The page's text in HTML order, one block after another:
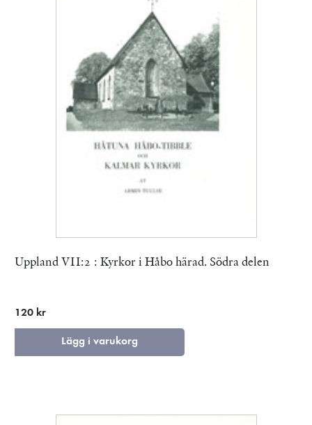
Uppland VII:2 : Kyrkor i Håbo härad. Södra delen
120 kr
Lägg i varukorg